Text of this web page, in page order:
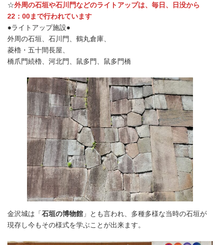
☆外周の石垣や石川門などのライトアップは、毎日、日没から
22：00まで行われています
●ライトアップ施設●
外周の石垣、石川門、鶴丸倉庫、
菱櫓・五十間長屋、
橋爪門続櫓、河北門、鼠多門、鼠多門橋
金沢城は「石垣の博物館 」とも言われ、多種多様な当時の石垣が
現存し今もその様式を学ぶことが出来ます。